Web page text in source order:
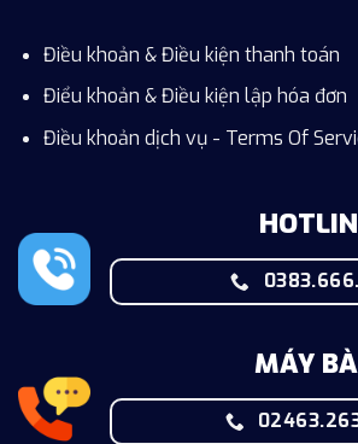
Điều khoản & Điều kiện thanh toán
Điểu khoản & Điều kiện lập hóa đơn
Điều khoản dịch vụ - Terms Of
MÁY